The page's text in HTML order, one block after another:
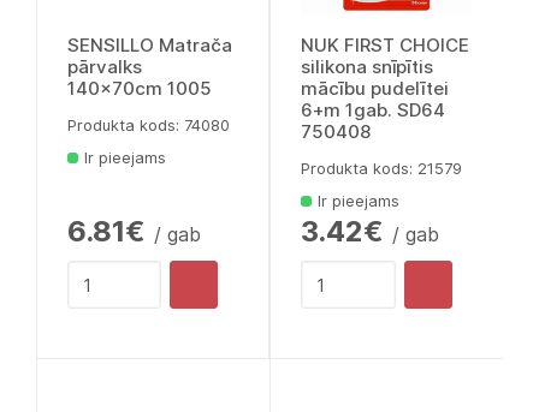
SENSILLO Matrača
pārvalks
140x70cm 1005
Produkta kods: 74080
Ir pieejams
6.81€ / gab
NUK FIRST CHOICE
silikona snīpītis
mācību pudelītei
6+m 1gab. SD64
750408
Produkta kods: 21579
Ir pieejams
3.42€ / gab